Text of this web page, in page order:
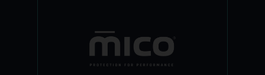
ביותר בשוק, ומיוצרים ע"י החומרים הנושמים
ביותר. תחת המותג מיקו ניתן למצוא חולצות
ומכנסיים טרמיים, חולצות פליס טרמי, גרבי
סקי מיוחדות, כפפות טרמיות, והחל מהשנה-
גם חזיות ותחתונים טרמיים! הכל בעוביים